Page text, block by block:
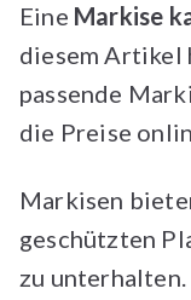
Eine Markise
diesem Artikel
passende
die Preise
Markisen
geschützten
zu